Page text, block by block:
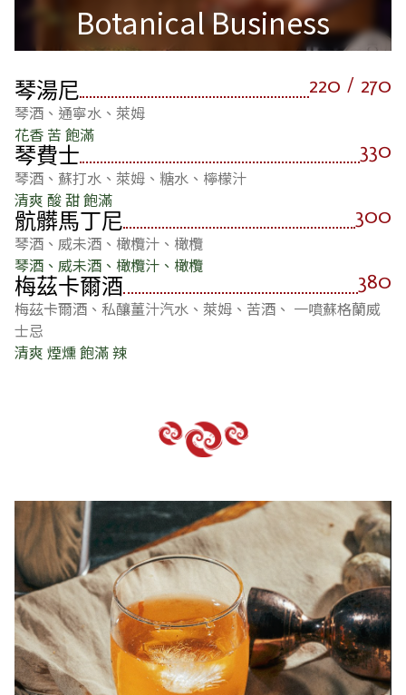
Botanical Business
琴湯尼 220 / 270
琴酒、通寧水、萊姆
花香 苦 飽滿
琴費士 330
琴酒、蘇打水、萊姆、糖水、檸檬汁
清爽 酸 甜 飽滿
骯髒馬丁尼 300
琴酒、威未酒、橄欖汁、橄欖
琴酒、威未酒、橄欖汁、橄欖
梅茲卡爾酒 380
梅茲卡爾酒、私釀薑汁汽水、萊姆、苦酒、 一噴蘇格蘭威
士忌
清爽 煙燻 飽滿 辣